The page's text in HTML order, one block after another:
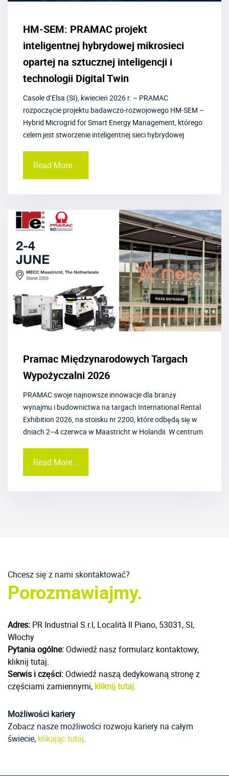
HM-SEM: PRAMAC projekt
inteligentnej hybrydowej mikrosieci
opartej na sztucznej inteligencji i
technologii Digital Twin
Casole d’Elsa (SI), kwiecień 2026 r. – PRAMAC
rozpoczęcie projektu badawczo-rozwojowego HM-SEM –
Hybrid Microgrid for Smart Energy Management, którego
celem jest stworzenie inteligentnej sieci hybrydowej
Read More...
Pramac Międzynarodowych Targach
Wypożyczalni 2026
PRAMAC swoje najnowsze innowacje dla branży
wynajmu i budownictwa na targach International Rental
Exhibition 2026, na stoisku nr 2200, które odbędą się w
dniach 2–4 czerwca w Maastricht w Holandii. W centrum
Read More...
Chcesz się z nami skontaktować?
Porozmawiajmy.
Adres: PR Industrial S.r.l, Località Il Piano, 53031, SI,
Włochy
Pytania ogólne: Odwiedź nasz formularz kontaktowy,
kliknij tutaj.
Serwis i części: Odwiedź naszą dedykowaną stronę z
częściami zamiennymi, kliknij tutaj.
Możliwości kariery
Zobacz nasze możliwości rozwoju kariery na całym
świecie, klikając tutaj.